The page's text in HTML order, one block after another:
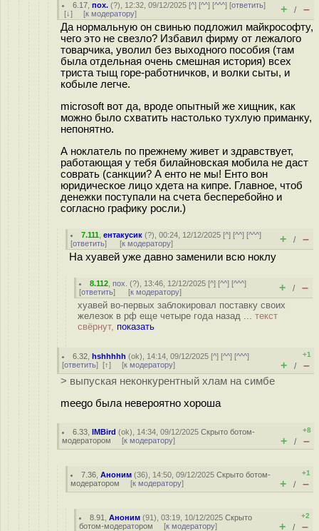
6.17 ,пох. (?), 12:32, 09/12/2025 [^] [^^] [^^^] [ответить]
[↓] [к модератору] + / –
Да нормальную он свинью подложил майкрософту,
чего это не свезло? Избавил фирму от лежалого
товарчика, уволил без выходного пособия (там
была отдельная очень смешная история) всех
триста тыщ горе-работничков, и волки сыты, и
кобыле легче.
microsoft вот да, вроде опытный же хищник, как
можно было схватить настолько тухлую приманку,
непонятно.
А ноклатель по прежнему живет и здравствует,
работающая у тебя билайновская мобила не даст
соврать (санкции? А енто не мы! Енто вон
юридическое лицо хдета на кипре. Главное, чтоб
денежки поступали на счета бесперебойно и
согласно графику росли.)
7.111 ,ентакусик (?), 00:24, 12/12/2025 [^] [^^] [^^^]
[ответить] [к модератору] + / –
На хуавей уже давно заменили всю ноклу
8.112 ,пох. (?), 13:46, 12/12/2025 [^] [^^] [^^^]
[ответить] [к модератору] + / –
хуавей во-первых заблокировал поставку своих
железок в рф еще четыре года назад ... текст
свёрнут, показать
6.32 ,hshhhhh (ok), 14:14, 09/12/2025 [^] [^^] [^^^]
[ответить] [↑] [к модератору]
+1
+ / –
> выпуская неконкурентный хлам на симбе
meego была невероятно хороша
6.33 ,IMBird (ok), 14:34, 09/12/2025Скрыто ботом-
модератором [к модератору]
+8
+ / –
7.36 ,Аноним (36), 14:50, 09/12/2025Скрыто ботом-
модератором [к модератору]
+1
+ / –
8.91 ,Аноним (91), 03:19, 10/12/2025Скрыто
ботом-модератором [к модератору]
+2
+ / –